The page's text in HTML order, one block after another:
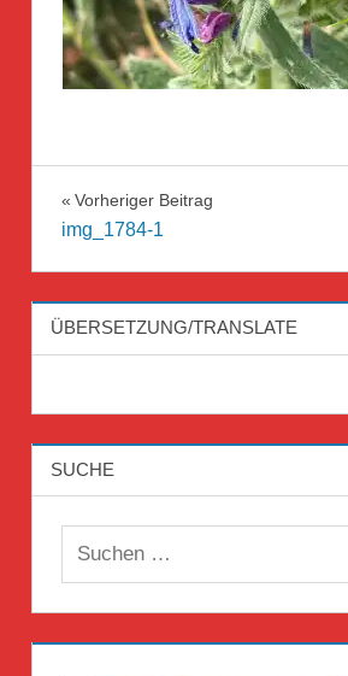
Beitragsnavigation
Vorheriger Beitrag
img_1784-1
ÜBERSETZUNG/TRANSLATE
SUCHE